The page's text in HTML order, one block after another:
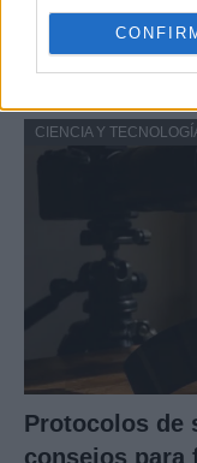
competencias
Identifica tus
CIENCIA Y
Protocolos de
consejos para